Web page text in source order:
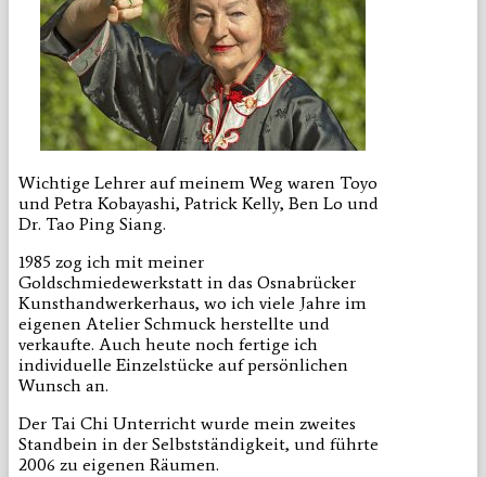
Wichtige Lehrer auf meinem Weg waren Toyo
und Petra Kobayashi, Patrick Kelly, Ben Lo und
Dr. Tao Ping Siang.
1985 zog ich mit meiner
Goldschmiedewerkstatt in das Osnabrücker
Kunsthandwerkerhaus, wo ich viele Jahre im
eigenen Atelier Schmuck herstellte und
verkaufte. Auch heute noch fertige ich
individuelle Einzelstücke auf persönlichen
Wunsch an.
Der Tai Chi Unterricht wurde mein zweites
Standbein in der Selbstständigkeit, und führte
2006 zu eigenen Räumen.